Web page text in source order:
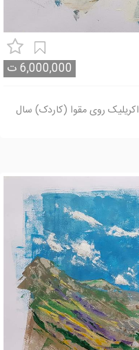
6,000,000ت
از مجموعه جایی در ایران ابعاد 30 در 40 اکریلیک روی مقوا (کاردک) سال